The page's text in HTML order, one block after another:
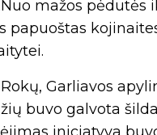
mažos pėdutės
Garliavos
buvo galvota